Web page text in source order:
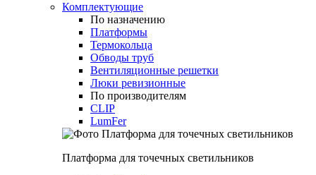
Комплектующие
По назначению
Платформы
Термокольца
Обводы труб
Вентиляционные решетки
Люки ревизионные
По производителям
CLIP
LumFer
Платформа для точечных светильников